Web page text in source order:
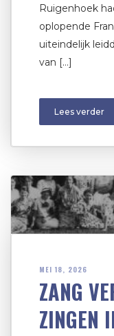
Ruigenhoek
oplopende
uiteindelijk
van […]
Lees verder
MEI 18, 2026
ZANG
ZINGEN